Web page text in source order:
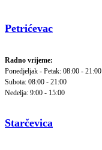
Petrićevac
Radno vrijeme:
Ponedjeljak - Petak: 08:00 - 21:00
Subota: 08:00 - 21:00
Nedelja: 9:00 - 15:00
Starčevica